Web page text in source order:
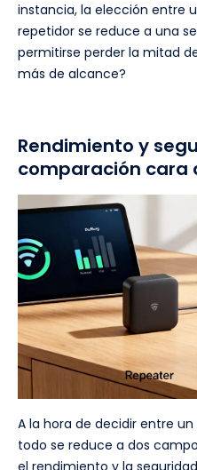
instancia, la elección entre
repetidor se reduce a una
permitirse perder la mitad
más de alcance?
Rendimiento y
comparación cara
A la hora de decidir entre
todo se reduce a dos